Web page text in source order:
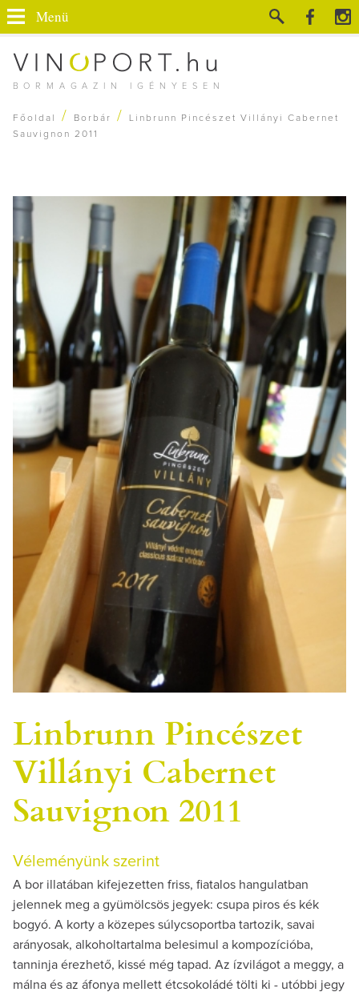
BORMAGAZIN IGÉNYESEN
Menü
Főoldal / Borbár /
Linbrunn Pincészet Villányi Cabernet
Sauvignon 2011
Linbrunn Pincészet
Villányi Cabernet
Sauvignon 2011
Véleményünk szerint
A bor illatában kifejezetten friss, fiatalos hangulatban
jelennek meg a gyümölcsös jegyek: csupa piros és kék
bogyó. A korty a közepes súlycsoportba tartozik, savai
arányosak, alkoholtartalma belesimul a kompozícióba,
tanninja érezhető, kissé még tapad. Az ízvilágot a meggy, a
málna és az áfonya mellett étcsokoládé tölti ki - utóbbi jegy